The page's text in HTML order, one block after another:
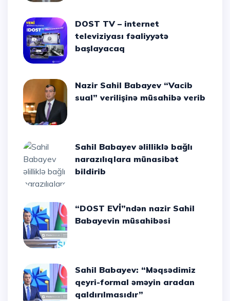
DOST TV – internet
televiziyası fəaliyyətə
başlayacaq
Nazir Sahil Babayev “Vacib
sual” verilişinə müsahibə verib
Sahil Babayev əlilliklə bağlı
narazılıqlara münasibət
bildirib
“DOST EVİ”ndən nazir Sahil
Babayevin müsahibəsi
Sahil Babayev: “Məqsədimiz
qeyri-formal əməyin aradan
qaldırılmasıdır”